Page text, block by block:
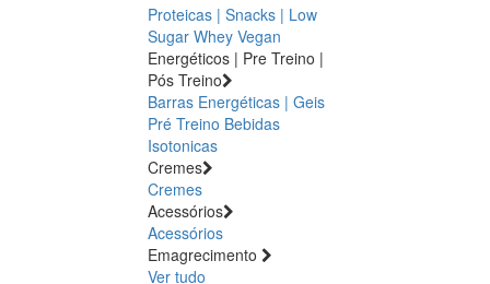
Proteicas | Snacks | Low
Sugar Whey Vegan
Energéticos | Pre Treino |
Pós Treino
Barras Energéticas | Geis
Pré Treino Bebidas
Isotonicas
Cremes
Cremes
Acessórios
Acessórios
Emagrecimento
Ver tudo